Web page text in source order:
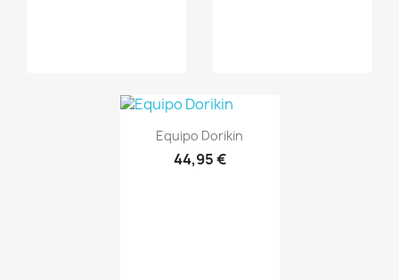
Vista rápida
Equipo Dorikin
44,95 €